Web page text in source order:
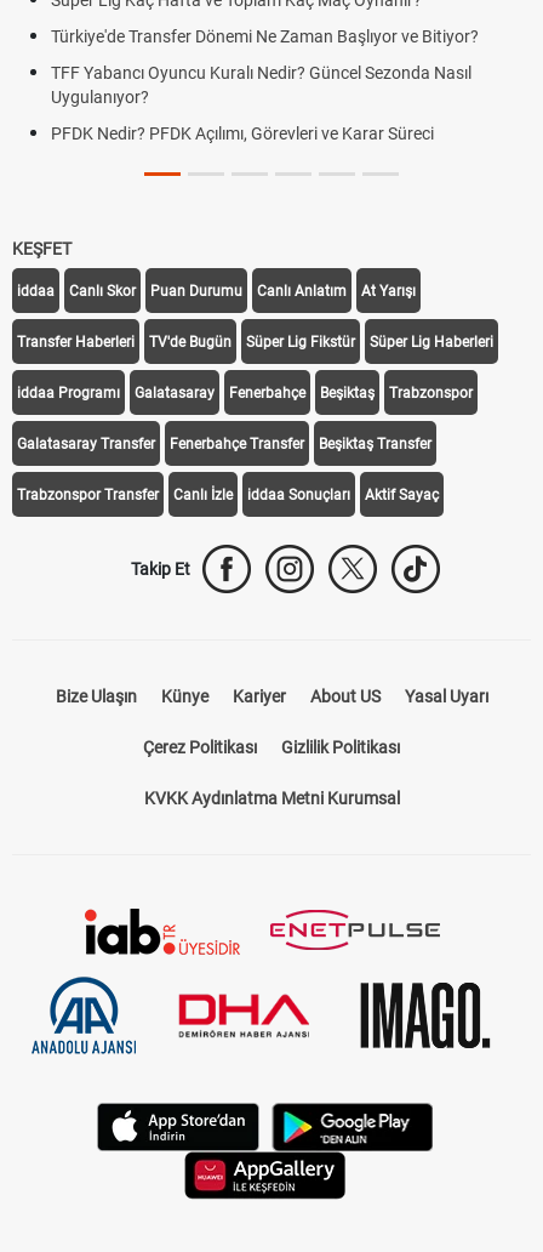
Türkiye'de Transfer Dönemi Ne Zaman Başlıyor ve Bitiyor?
TFF Yabancı Oyuncu Kuralı Nedir? Güncel Sezonda Nasıl
Uygulanıyor?
PFDK Nedir? PFDK Açılımı, Görevleri ve Karar Süreci
KEŞFET
iddaa Canlı Skor Puan Durumu Canlı Anlatım At Yarışı
Transfer Haberleri TV'de Bugün Süper Lig Fikstür Süper Lig Haberleri
iddaa Programı Galatasaray Fenerbahçe Beşiktaş Trabzonspor
Galatasaray Transfer Fenerbahçe Transfer Beşiktaş Transfer
Trabzonspor Transfer Canlı İzle iddaa Sonuçları Aktif Sayaç
Takip Et
Bize Ulaşın Künye Kariyer About US Yasal Uyarı
Çerez Politikası Gizlilik Politikası
KVKK Aydınlatma Metni Kurumsal